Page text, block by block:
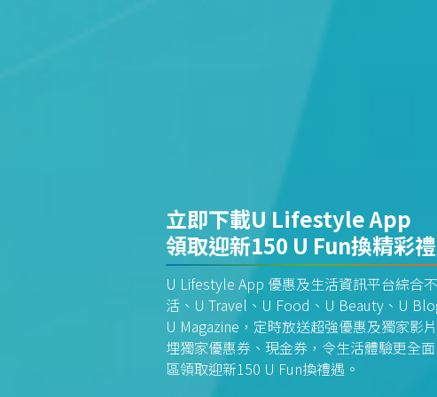
立即下載U Lifestyle App
領取迎新150 U Fun換精彩禮
U Lifestyle App 優惠及生活資訊平台綜合
活、U Travel、U Food、U Beauty、U
U Magazine，定時放送超強優惠及獨家影
埋獨家優惠券、現金券，令生活體驗更全
區領取迎新150 U Fun換禮遇。